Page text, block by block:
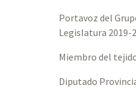
Portavoz del
Legislatura 2019-
Miembro del
Diputado